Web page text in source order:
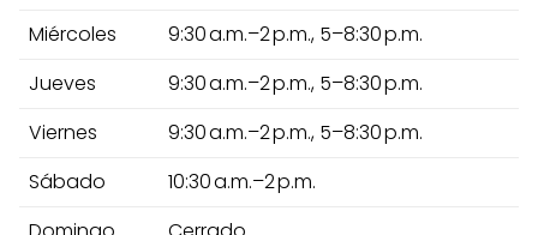
Miércoles
9:30 a.m.–2 p.m., 5–8:30 p.m.
Jueves
9:30 a.m.–2 p.m., 5–8:30 p.m.
Viernes
9:30 a.m.–2 p.m., 5–8:30 p.m.
Sábado
10:30 a.m.–2 p.m.